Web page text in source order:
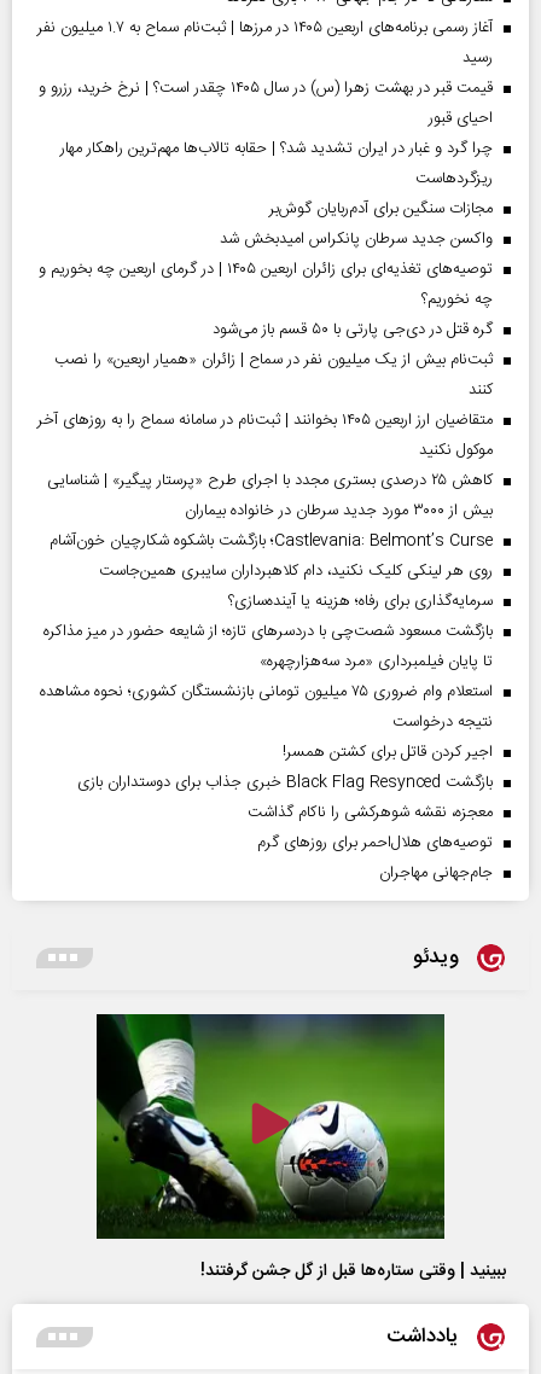
آغاز رسمی برنامه‌های اربعین ۱۴۰۵ در مرز‌ها | ثبت‌نام سماح به ۱.۷ میلیون نفر
رسید
قیمت قبر در بهشت زهرا (س) در سال ۱۴۰۵ چقدر است؟ | نرخ خرید، رزرو و
احیای قبور
چرا گرد و غبار در ایران تشدید شد؟ | حقابه تالاب‌ها مهم‌ترین راهکار مهار
ریزگردهاست
مجازات سنگین برای آدم‌ربایان گوش‌بر
واکسن جدید سرطان پانکراس امیدبخش شد
توصیه‌های تغذیه‌ای برای زائران اربعین ۱۴۰۵ | در گرمای اربعین چه بخوریم و
چه نخوریم؟
گره قتل در دی‌جی پارتی با ۵۰ قسم باز می‌شود
ثبت‌نام بیش از یک میلیون نفر در سماح | زائران «همیار اربعین» را نصب
کنند
متقاضیان ارز اربعین ۱۴۰۵ بخوانند | ثبت‌نام در سامانه سماح را به روز‌های آخر
موکول نکنید
کاهش ۲۵ درصدی بستری مجدد با اجرای طرح «پرستار پیگیر» | شناسایی
بیش از ۳۰۰۰ مورد جدید سرطان در خانواده بیماران
Castlevania: Belmont’s Curse؛ بازگشت باشکوه شکارچیان خون‌آشام
روی هر لینکی کلیک نکنید، دام کلاهبرداران سایبری همین‌جاست
سرمایه‌گذاری برای رفاه؛ هزینه یا آینده‌سازی؟
بازگشت مسعود شصت‌چی با دردسر‌های تازه؛ از شایعه حضور در میز مذاکره
تا پایان فیلمبرداری «مرد سه‌هزارچهره»
استعلام وام ضروری ۷۵ میلیون تومانی بازنشستگان کشوری؛ نحوه مشاهده
نتیجه درخواست
اجیر کردن قاتل برای کشتن همسر!
بازگشت Black Flag Resynced خبری جذاب برای دوستداران بازی
معجزه، نقشه شوهرکشی را ناکام گذاشت
توصیه‌های هلال‌احمر برای روز‌های گرم
جام‌جهانی مهاجران
ویدئو
ببینید | وقتی ستاره‌ها قبل از گل جشن گرفتند!
یادداشت